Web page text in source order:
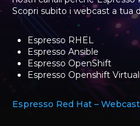
Scopri subito i webcast a tua
Espresso RHEL
Espresso Ansible
Espresso OpenShift
Espresso Openshift
Espresso Red Hat – Webcast